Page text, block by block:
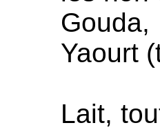
Yaourt
Lait,